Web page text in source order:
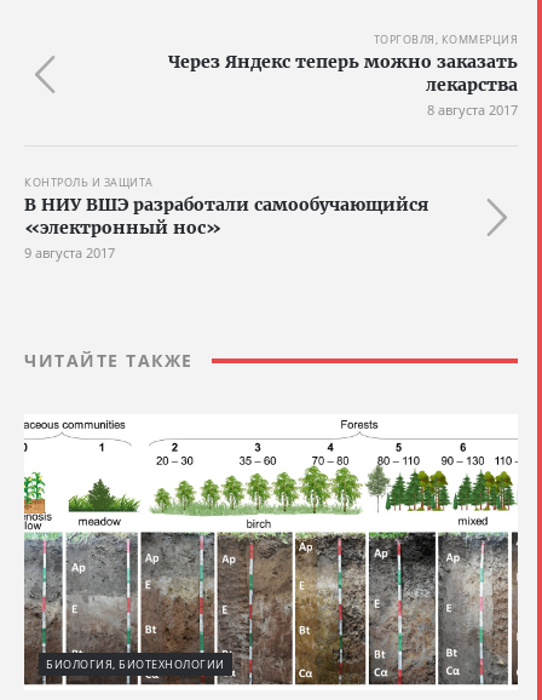
ТОРГОВЛЯ, КОММЕРЦИЯ
Через Яндекс теперь можно заказать
лекарства
8 августа 2017
КОНТРОЛЬ И ЗАЩИТА
В НИУ ВШЭ разработали самообучающийся
«электронный нос»
9 августа 2017
ЧИТАЙТЕ ТАКЖЕ
БИОЛОГИЯ, БИОТЕХНОЛОГИИ